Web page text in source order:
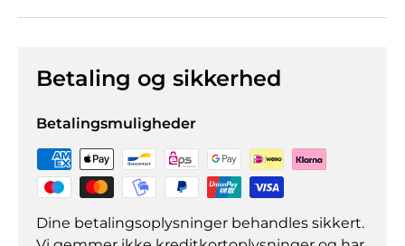
Betaling og sikkerhed
Betalingsmuligheder
Dine betalingsoplysninger behandles sikkert.